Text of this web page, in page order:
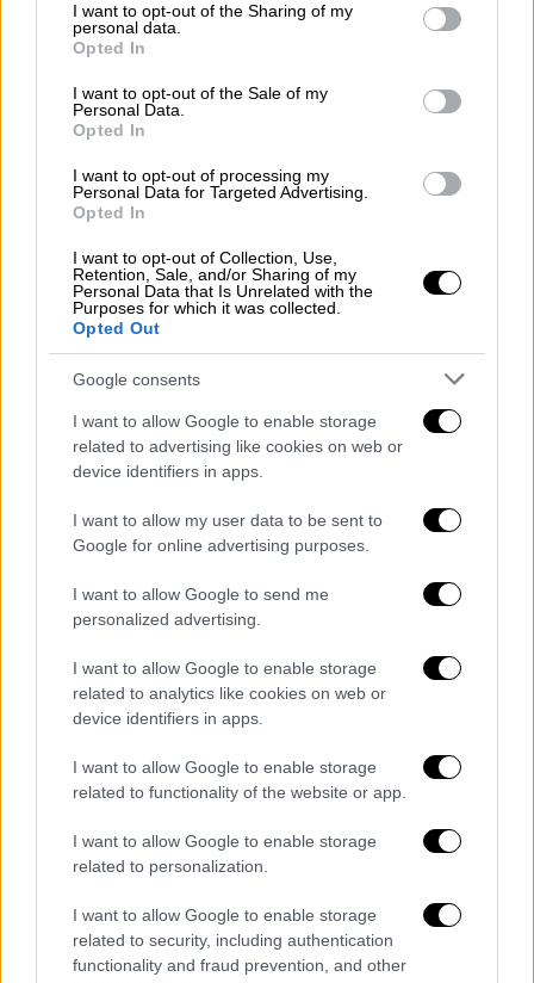
not limited to your visit or usage behaviour. You may click to
grant or deny consent to Google and its third-party tags to
use your data for below specified purposes in below Google
consent section.
I want to opt-out of the Sharing of my
personal data.
Opted In
I want to opt-out of the Sale of my
Personal Data.
Opted In
I want to opt-out of processing my
Personal Data for Targeted Advertising.
Opted In
I want to opt-out of Collection, Use,
Retention, Sale, and/or Sharing of my
Personal Data that Is Unrelated with the
Purposes for which it was collected.
Opted Out
Google consents
I want to allow Google to enable storage
related to advertising like cookies on web or
device identifiers in apps.
I want to allow my user data to be sent to
Google for online advertising purposes.
I want to allow Google to send me
personalized advertising.
I want to allow Google to enable storage
related to analytics like cookies on web or
device identifiers in apps.
I want to allow Google to enable storage
related to functionality of the website or app.
I want to allow Google to enable storage
related to personalization.
I want to allow Google to enable storage
related to security, including authentication
functionality and fraud prevention, and other
Κόσμος|02.12.2021 23:12
Υπόθεση Καβάλα: Το τουρκικό ΥΠΕΞ
«δείχνει με το δάχτυλο» την Ελλάδα
Με αιχμές για την Ελλάδα αντιδρά το
τουρκικό ΥΠΕΞ μετά την ειδοποίηση που
απηύθυνε η Επιτροπή Υπουργών του
για εφαρμογή της απόφασης του ΕΔΑΔ για
τον Τούρκο ακτιβιστή, Οσμάν Καβάλα
Κορονοϊός: 60.000 νέα διαθέσιμα
ραντεβού για εμβολιασμό για την